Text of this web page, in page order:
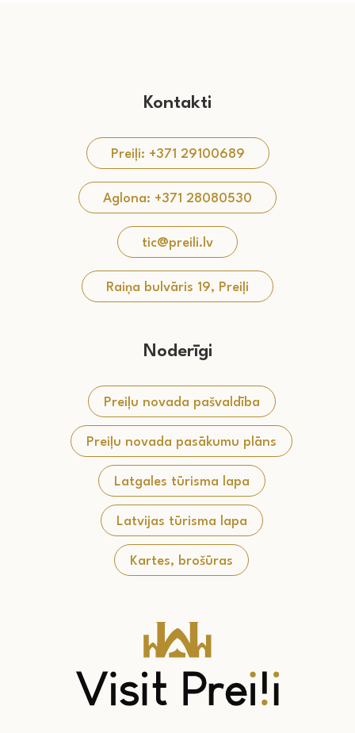
Kontakti
Preiļi: +371 29100689
Aglona: +371 28080530
tic@preili.lv
Raiņa bulvāris 19, Preiļi
Noderīgi
Preiļu novada pašvaldība
Preiļu novada pasākumu plāns
Latgales tūrisma lapa
Latvijas tūrisma lapa
Kartes, brošūras